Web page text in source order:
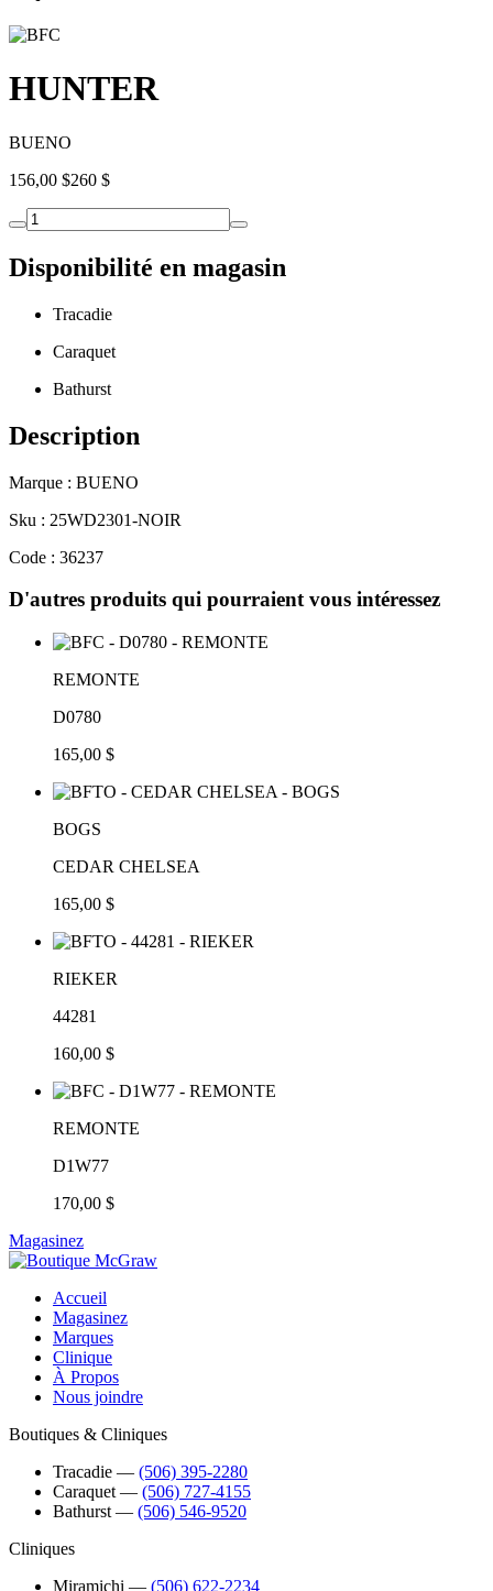
HUNTER
BUENO
156,00 $260 $
Disponibilité en magasin
Tracadie
Caraquet
Bathurst
Description
Marque : BUENO
Sku : 25WD2301-NOIR
Code : 36237
D'autres produits qui pourraient vous intéressez
REMONTE
D0780
165,00 $
BOGS
CEDAR CHELSEA
165,00 $
RIEKER
44281
160,00 $
REMONTE
D1W77
170,00 $
Magasinez
Accueil
Magasinez
Marques
Clinique
À Propos
Nous joindre
Boutiques & Cliniques
Tracadie ― (506) 395-2280
Caraquet ― (506) 727-4155
Bathurst ― (506) 546-9520
Cliniques
Miramichi ― (506) 622-2234